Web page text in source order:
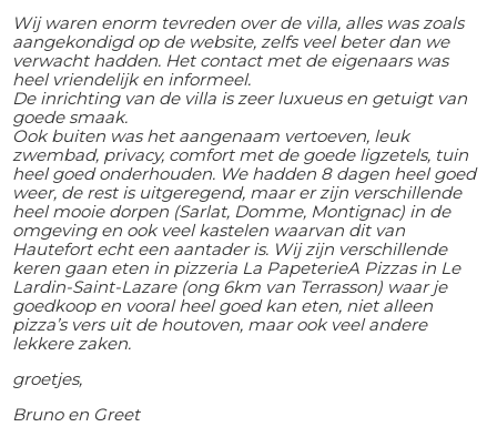
Wij waren enorm tevreden over de villa, alles was zoals
aangekondigd op de website, zelfs veel beter dan we
verwacht hadden. Het contact met de eigenaars was
heel vriendelijk en informeel.
De inrichting van de villa is zeer luxueus en getuigt van
goede smaak.
Ook buiten was het aangenaam vertoeven, leuk
zwembad, privacy, comfort met de goede ligzetels, tuin
heel goed onderhouden. We hadden 8 dagen heel goed
weer, de rest is uitgeregend, maar er zijn verschillende
heel mooie dorpen (Sarlat, Domme, Montignac) in de
omgeving en ook veel kastelen waarvan dit van
Hautefort echt een aantader is. Wij zijn verschillende
keren gaan eten in pizzeria La PapeterieA Pizzas in Le
Lardin-Saint-Lazare (ong 6km van Terrasson) waar je
goedkoop en vooral heel goed kan eten, niet alleen
pizza’s vers uit de houtoven, maar ook veel andere
lekkere zaken.
groetjes,
Bruno en Greet